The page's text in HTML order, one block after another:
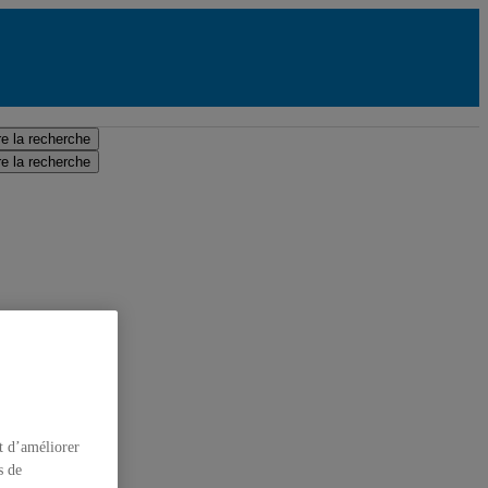
la recherche
la recherche
d’améliorer
de